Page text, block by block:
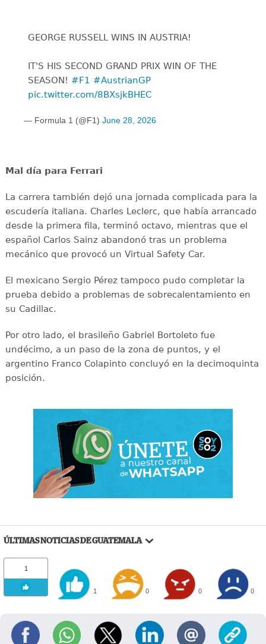
GEORGE RUSSELL WINS IN AUSTRIA!
IT'S HIS SECOND GRAND PRIX WIN OF THE
SEASON! ‍ #F1 #AustrianGP
pic.twitter.com/8BXsjkBHEC
— Formula 1 (@F1) June 28, 2026
Mal día para Ferrari
La carrera también dejó una jornada complicada para la
escudería italiana. Charles Leclerc, que había arrancado
desde la primera fila, terminó octavo, mientras que el
español Carlos Sainz abandonó tras un problema
mecánico que provocó un Virtual Safety Car.
El mexicano Sergio Pérez tampoco pudo completar la
prueba debido a problemas de sobrecalentamiento en
su Cadillac.
Por otro lado, el brasileño Gabriel Bortoleto fue
undécimo, a un paso de la zona de puntos, y el
argentino Franco Colapinto concluyó en la decimoquinta
posición.
ÚLTIMAS NOTICIAS DE GUATEMALA
1
1 0 0 0